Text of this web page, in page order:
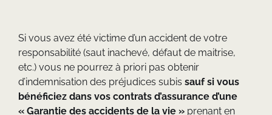
Si vous avez été victime d’un accident de votre
responsabilité (saut inachevé, défaut de maitrise,
etc.) vous ne pourrez à priori pas obtenir
d’indemnisation des préjudices subis sauf si vous
bénéficiez dans vos contrats d’assurance d’une
« Garantie des accidents de la vie » prenant en